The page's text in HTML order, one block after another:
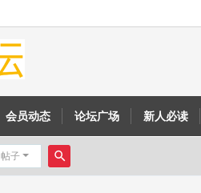
会员动态 论坛广场 新人必读
帖子
搜